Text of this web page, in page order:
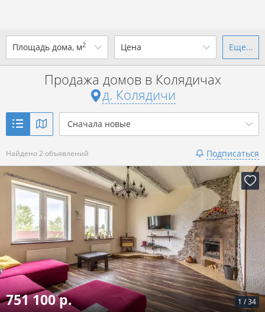
Площадь дома, м2
до
Показать 2 объявления
Цена
от до
р. за всё
Показать 2 объявления
Еще...
Продажа домов в Колядичах
д. Колядичи
Сначала новые
Найдено 2 объявлений Подписаться
1 /34
751 100 р.
Ваш город -д. Колядичи?
Выбрать город